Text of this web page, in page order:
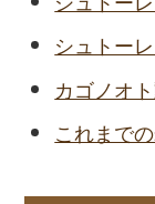
シュトー
カゴノオ
これまで